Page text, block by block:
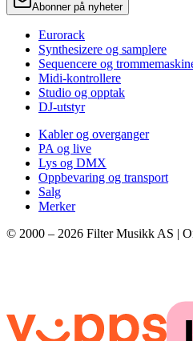
Abonner på nyheter
Eurorack
Synthesizere og samplere
Sequencere og
Midi-kontrollere
Studio og opptak
DJ-utstyr
Kabler og overganger
PA og live
Lys og DMX
Oppbevaring og transport
Salg
Merker
© 2000 – 2026 Filter Musikk AS |